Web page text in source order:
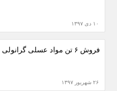
۱۰ دی ۱۳۹۷
فروش ۶ تن مواد عسلی گرانولی
۲۶ شهریور ۱۳۹۷